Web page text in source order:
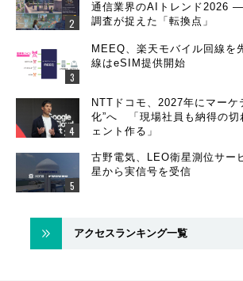
通信業界のAIトレンド2026
調査が捉えた「転換点」
MEEQ、楽天モバイル回線
線はeSIM提供開始
NTTドコモ、2027年にマーケ
化”へ 「現場社員も納得の切
ェント作る」
古野電気、LEO衛星測位サー
星から実信号を受信
アクセスランキング一覧